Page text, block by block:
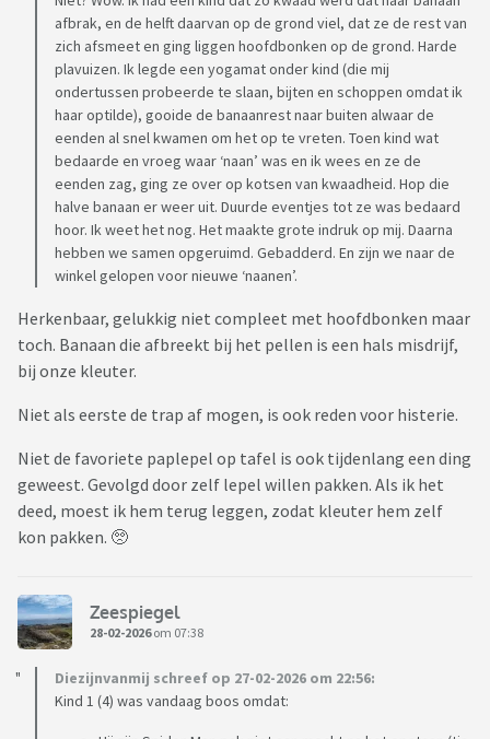
afbrak, en de helft daarvan op de grond viel, dat ze de rest van
zich afsmeet en ging liggen hoofdbonken op de grond. Harde
plavuizen. Ik legde een yogamat onder kind (die mij
ondertussen probeerde te slaan, bijten en schoppen omdat ik
haar optilde), gooide de banaanrest naar buiten alwaar de
eenden al snel kwamen om het op te vreten. Toen kind wat
bedaarde en vroeg waar ‘naan’ was en ik wees en ze de
eenden zag, ging ze over op kotsen van kwaadheid. Hop die
halve banaan er weer uit. Duurde eventjes tot ze was bedaard
hoor. Ik weet het nog. Het maakte grote indruk op mij. Daarna
hebben we samen opgeruimd. Gebadderd. En zijn we naar de
winkel gelopen voor nieuwe ‘naanen’.
Herkenbaar, gelukkig niet compleet met hoofdbonken maar
toch. Banaan die afbreekt bij het pellen is een hals misdrijf,
bij onze kleuter.
Niet als eerste de trap af mogen, is ook reden voor histerie.
Niet de favoriete paplepel op tafel is ook tijdenlang een ding
geweest. Gevolgd door zelf lepel willen pakken. Als ik het
deed, moest ik hem terug leggen, zodat kleuter hem zelf
kon pakken. 🥺
Zeespiegel
28-02-2026om 07:38
Diezijnvanmij schreef op 27-02-2026 om 22:56:
Kind 1 (4) was vandaag boos omdat: